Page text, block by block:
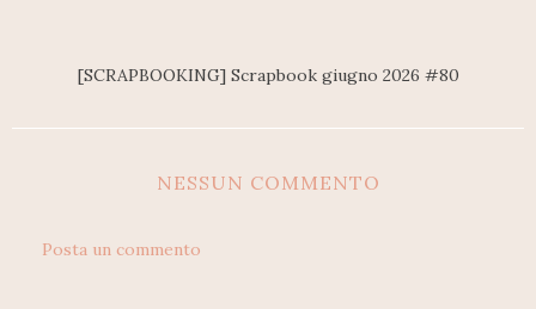
[SCRAPBOOKING] Scrapbook giugno 2026 #80
NESSUN COMMENTO
Posta un commento